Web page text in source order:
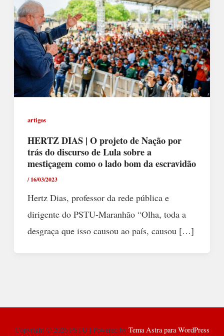
artigos
HERTZ DIAS | O projeto de Nação por
trás do discurso de Lula sobre a
mestiçagem como o lado bom da escravidão
/16/03/2023
Hertz Dias, professor da rede pública e
dirigente do PSTU-Maranhão “Olha, toda a
desgraça que isso causou ao país, causou […]
Copyright © 2026 PSTU | Powered by Tema Astra para WordPress